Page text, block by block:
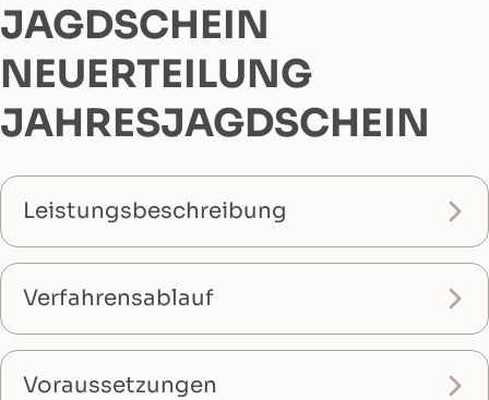
JAGDSCHEIN
NEUERTEILUNG
JAHRESJAGDSCHEIN
Leistungsbeschreibung
Verfahrensablauf
Voraussetzungen